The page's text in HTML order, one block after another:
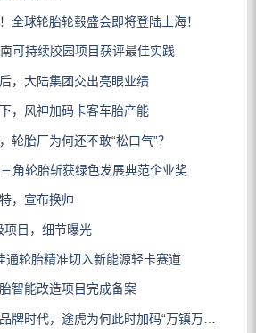
全球轮胎轮毂盛会即将登陆上海！
可持续胶园项目获评最佳实践
，大陆集团交出亮眼业绩
，风神加码卡客车胎产能
轮胎厂为何还不敢“松口气”？
角轮胎斩获绿色发展典范企业奖
，宣布换帅
项目，细节曝光
通轮胎精准切入新能源轻卡赛道
智能改造项目完成备案
时代，途虎为何此时加码“万镇万店”？